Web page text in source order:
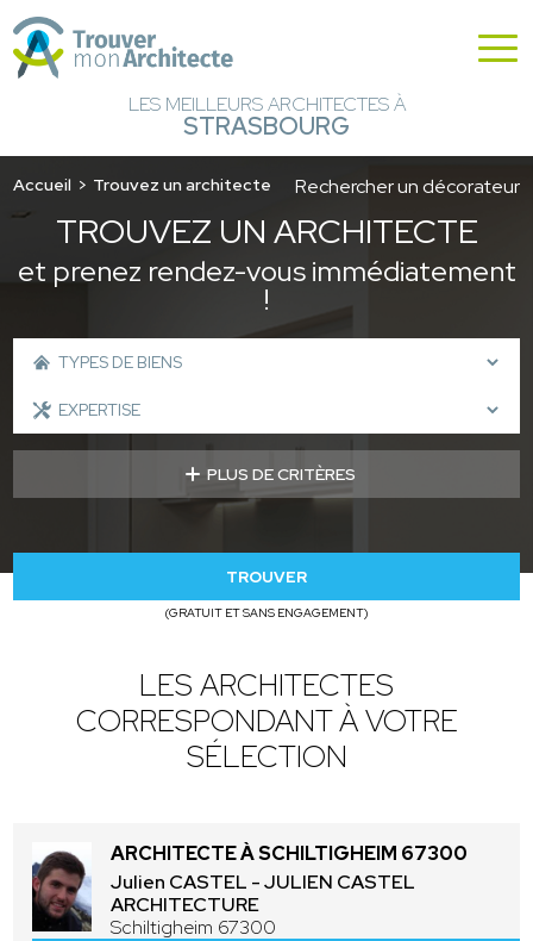
LES MEILLEURS ARCHITECTES À
STRASBOURG
Accueil Trouvez un architecte Rechercher un décorateur
TROUVEZ UN ARCHITECTE
et prenez rendez-vous immédiatement
!
PLUS DE CRITÈRES
TROUVER
(GRATUIT ET SANS ENGAGEMENT)
LES ARCHITECTES
CORRESPONDANT À VOTRE
SÉLECTION
ARCHITECTE À SCHILTIGHEIM 67300
Julien CASTEL - JULIEN CASTEL
ARCHITECTURE
Schiltigheim 67300